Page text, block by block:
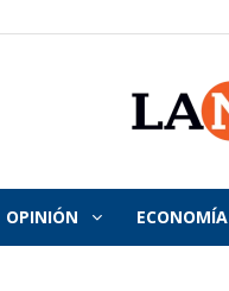
OPINIÓN ECONOMÍA